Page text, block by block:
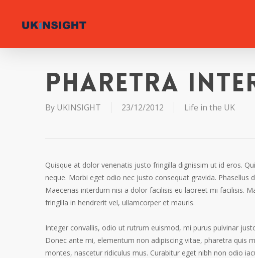
Pharetra
By UKINSIGHT 23/12/2012 Life in the UK
Quisque at dolor venenatis justo fringilla dignissim ut id eros.
neque. Morbi eget odio nec justo consequat gravida. Phasellus
Maecenas interdum nisi a dolor facilisis eu laoreet mi facilisis.
fringilla in hendrerit vel, ullamcorper et mauris.
Integer convallis, odio ut rutrum euismod, mi purus pulvinar
Donec ante mi, elementum non adipiscing vitae, pharetra quis
montes, nascetur ridiculus mus. Curabitur eget nibh non odio